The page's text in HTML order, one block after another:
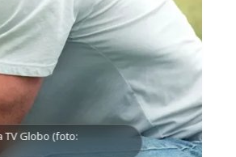
Globo (foto: